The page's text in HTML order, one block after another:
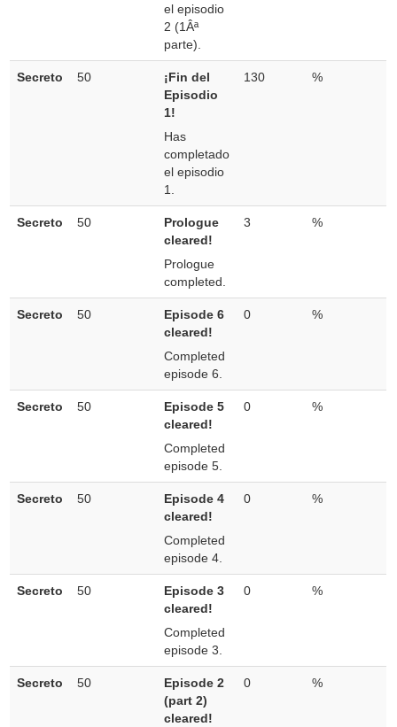
el episodio
2 (1Âª
parte).
Secreto 50
¡Fin del
Episodio
1!
Has
completado
el episodio
1.
130 %
Secreto 50
Prologue
cleared!
Prologue
completed.
3 %
Secreto 50
Episode 6
cleared!
Completed
episode 6.
0 %
Secreto 50
Episode 5
cleared!
Completed
episode 5.
0 %
Secreto 50
Episode 4
cleared!
Completed
episode 4.
0 %
Secreto 50
Episode 3
cleared!
Completed
episode 3.
0 %
Secreto 50
Episode 2
(part 2)
cleared!
0 %